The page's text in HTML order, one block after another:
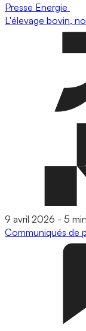
Presse Energie
L'élevage bovin,
9 avril 2026 - 5 min
Communiqués de